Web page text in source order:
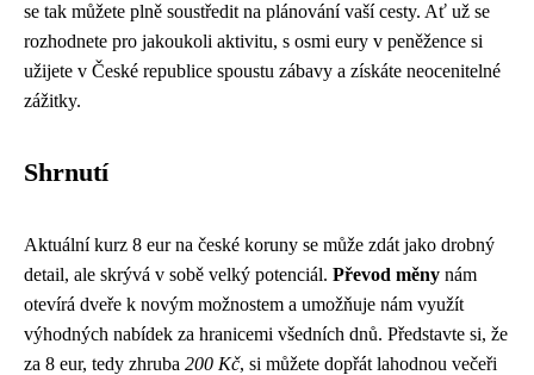
se tak můžete plně soustředit na plánování vaší cesty. Ať už se
rozhodnete pro jakoukoli aktivitu, s osmi eury v peněžence si
užijete v České republice spoustu zábavy a získáte neocenitelné
zážitky.
Shrnutí
Aktuální kurz 8 eur na české koruny se může zdát jako drobný
detail, ale skrývá v sobě velký potenciál. Převod měny nám
otevírá dveře k novým možnostem a umožňuje nám využít
výhodných nabídek za hranicemi všedních dnů. Představte si, že
za 8 eur, tedy zhruba 200 Kč, si můžete dopřát lahodnou večeři